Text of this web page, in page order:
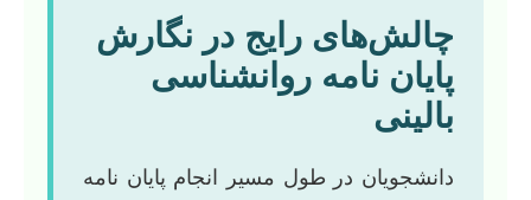
چالش‌های رایج در نگارش
پایان نامه روانشناسی
بالینی
دانشجویان در طول مسیر انجام پایان نامه